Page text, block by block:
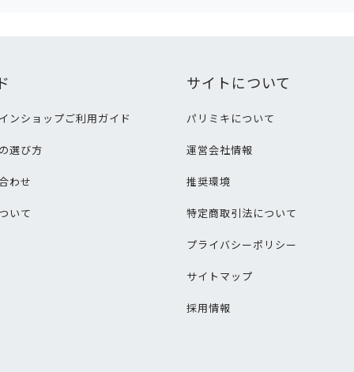
ンショップご利用ガイド
選び方
わせ
いて
サイトについて
パリミキについて
運営会社情報
推奨環境
特定商取引法について
プライバシーポリシー
サイトマップ
採用情報